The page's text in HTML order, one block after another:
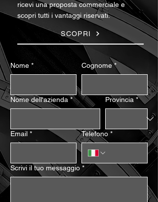
ricevi una proposta commerciale e
scopri tutti i vantaggi riservati.
SCOPRI
Nome * Cognome *
Nome dell'azienda * Provincia *
Email * Telefono *
Scrivi il tuo messaggio *